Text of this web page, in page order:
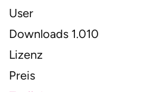
User
Downloads 1.010
Lizenz
Preis